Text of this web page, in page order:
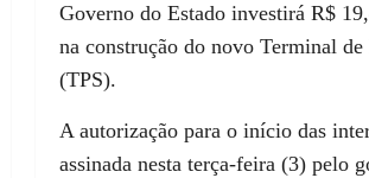
Governo do Estado investirá R$
na construção do novo Terminal de
(TPS).
A autorização para o início das
assinada nesta terça-feira (3) pelo